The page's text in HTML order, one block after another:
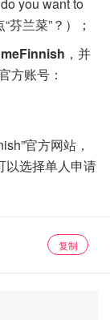
兰菜”？）；
，并
方账号：
官方网站，
以选择单人申请
复制